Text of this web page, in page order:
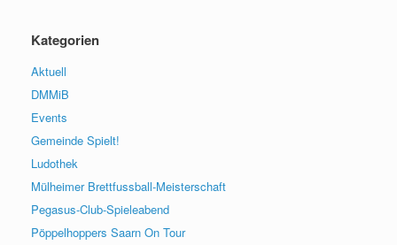
Kategorien
Aktuell
DMMiB
Events
Gemeinde Spielt!
Ludothek
Mülheimer Brettfussball-Meisterschaft
Pegasus-Club-Spieleabend
Pöppelhoppers Saarn On Tour